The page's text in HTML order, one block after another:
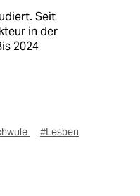
Seit
in der
2024
#Lesben